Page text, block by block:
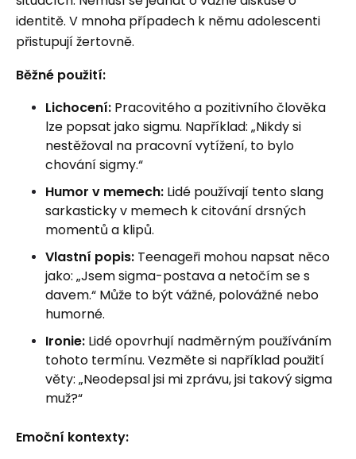
identitě. V mnoha případech k němu adolescenti
přistupují žertovně.
Běžné použití:
Lichocení: Pracovitého a pozitivního člověka
lze popsat jako sigmu. Například: „Nikdy si
nestěžoval na pracovní vytížení, to bylo
chování sigmy.“
Humor v memech: Lidé používají tento slang
sarkasticky v memech k citování drsných
momentů a klipů.
Vlastní popis: Teenageři mohou napsat něco
jako: „Jsem sigma-postava a netočím se s
davem.“ Může to být vážné, polovážné nebo
humorné.
Ironie: Lidé opovrhují nadměrným používáním
tohoto termínu. Vezměte si například použití
věty: „Neodepsal jsi mi zprávu, jsi takový sigma
muž?“
Emoční kontexty: